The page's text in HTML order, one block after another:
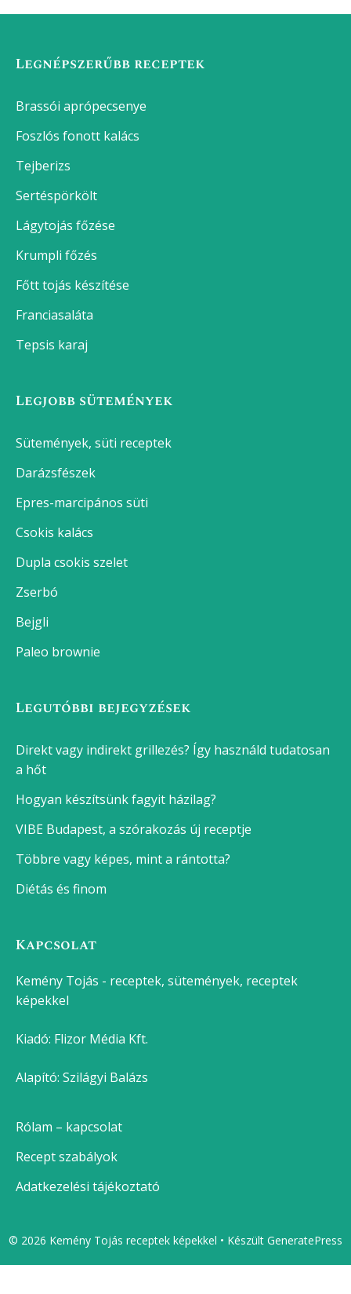
Legnépszerűbb receptek
Brassói aprópecsenye
Foszlós fonott kalács
Tejberizs
Sertéspörkölt
Lágytojás főzése
Krumpli főzés
Főtt tojás készítése
Franciasaláta
Tepsis karaj
Legjobb sütemények
Sütemények, süti receptek
Darázsfészek
Epres-marcipános süti
Csokis kalács
Dupla csokis szelet
Zserbó
Bejgli
Paleo brownie
Legutóbbi bejegyzések
Direkt vagy indirekt grillezés? Így használd tudatosan
a hőt
Hogyan készítsünk fagyit házilag?
VIBE Budapest, a szórakozás új receptje
Többre vagy képes, mint a rántotta?
Diétás és finom
Kapcsolat
Kemény Tojás - receptek, sütemények, receptek
képekkel
Kiadó: Flizor Média Kft.
Alapító: Szilágyi Balázs
Rólam – kapcsolat
Recept szabályok
Adatkezelési tájékoztató
© 2026 Kemény Tojás receptek képekkel • Készült GeneratePress